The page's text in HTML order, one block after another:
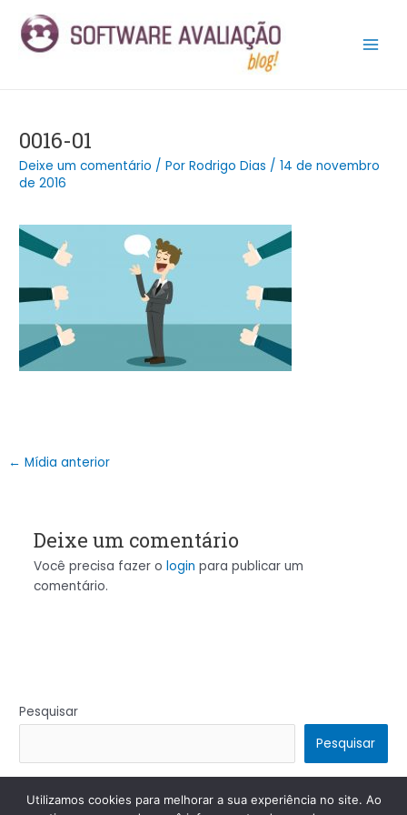
para
0016-01
Deixe um comentário / PorRodrigo Dias /14 de novembro
de 2016
navigation
← Mídia anterior
Deixe um comentário
Você precisa fazer o login para publicar um
comentário.
Pesquisar
Pesquisar
Copyright © 2026 | Powered by Tema Astra para WordPress
Utilizamos cookies para melhorar a sua experiência no site. Ao